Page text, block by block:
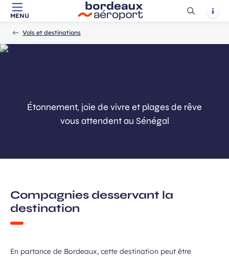
Aller au contenu principal
Aller à la navigation
Aller à la
MENU
Ouvrir
Vols et destinations
Étonnement, joie de vivre et plages de rêve
vous attendent au Sénégal
Compagnies desservant la
destination
En partance de Bordeaux, cette destination peut être